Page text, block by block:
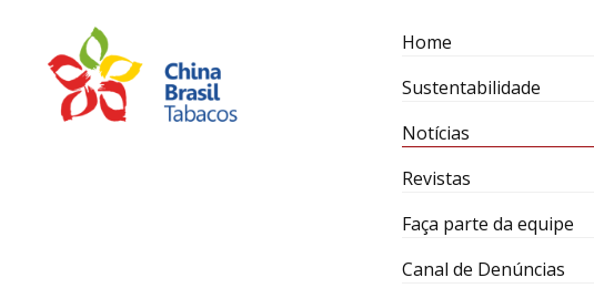
Home
Sustentabilidade
Notícias
Revistas
Faça parte da equipe
Canal de Denúncias